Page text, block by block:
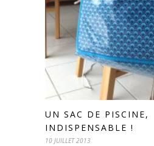
UN SAC DE PISCINE,
INDISPENSABLE !
10 JUILLET 2013